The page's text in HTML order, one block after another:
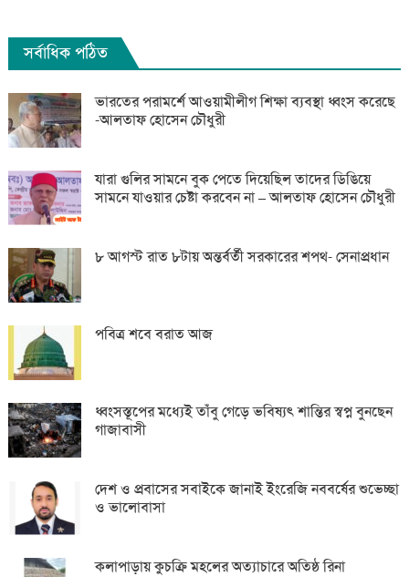
সর্বাধিক পঠিত
ভারতের পরামর্শে আওয়ামীলীগ শিক্ষা ব্যবস্থা ধ্বংস করেছে
-আলতাফ হোসেন চৌধুরী
যারা গুলির সামনে বুক পেতে দিয়েছিল তাদের ডিঙিয়ে
সামনে যাওয়ার চেষ্টা করবেন না – আলতাফ হোসেন চৌধুরী
৮ আগস্ট রাত ৮টায় অন্তর্বর্তী সরকারের শপথ- সেনাপ্রধান
পবিত্র শবে বরাত আজ
ধ্বংসস্তূপের মধ্যেই তাঁবু গেড়ে ভবিষ্যৎ শান্তির স্বপ্ন বুনছেন
গাজাবাসী
দেশ ও প্রবাসের সবাইকে জানাই ইংরেজি নববর্ষের শুভেচ্ছা
ও ভালোবাসা
কলাপাড়ায় কুচক্রি মহলের অত্যাচারে অতিষ্ঠ রিনা